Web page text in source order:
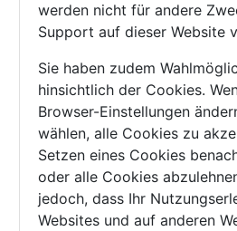
werden nicht für andere
Support auf dieser Website
Sie haben zudem
hinsichtlich der Cookies.
Browser-Einstellungen
wählen, alle Cookies zu
Setzen eines Cookies
oder alle Cookies
jedoch, dass Ihr
Websites und auf anderen